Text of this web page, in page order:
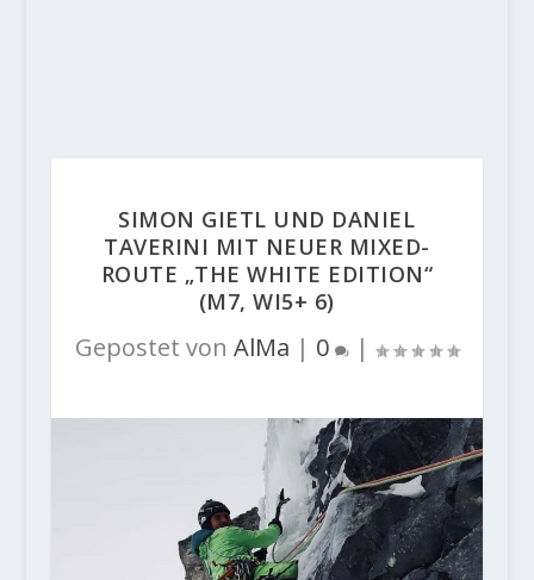
SIMON GIETL UND DANIEL
TAVERINI MIT NEUER MIXED-
ROUTE „THE WHITE EDITION“
(M7, WI5+ 6)
Gepostet von AlMa | 0 |